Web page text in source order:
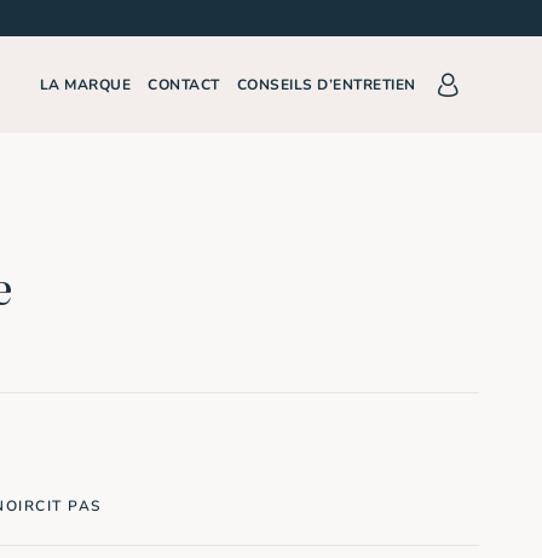
LA MARQUE CONTACT CONSEILS D’ENTRETIEN
PAS